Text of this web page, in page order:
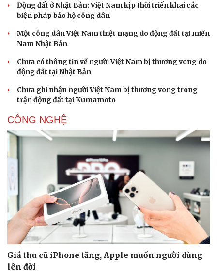
Sức khỏe
Dinh dưỡng - món ngon
Sản phụ khoa
Nhi khoa
Nam khoa
Làm đẹp - giảm cân
Phòng mạch online
Ăn sạch sống khỏe
Đời sống
Blog
Tình yêu - Gia đình
Động đất ở Nhật Bản: Việt Nam kịp thời triển khai các
biện pháp bảo hộ công dân
Một công dân Việt Nam thiệt mạng do động đất tại miền
Nam Nhật Bản
Chưa có thông tin về người Việt Nam bị thương vong do
động đất tại Nhật Bản
Chưa ghi nhận người Việt Nam bị thương vong trong
trận động đất tại Kumamoto
CÔNG NGHỆ
Giá thu cũ iPhone tăng, Apple muốn người dùng
lên đời